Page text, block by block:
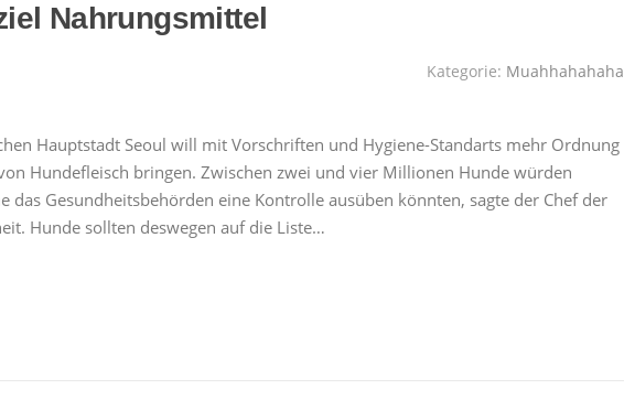
Nahrungsmittel
Kategorie: Muahhahahaha
Hauptstadt Seoul will mit Vorschriften und Hygiene-Standarts mehr Ordnung
Hundefleisch bringen. Zwischen zwei und vier Millionen Hunde würden
das Gesundheitsbehörden eine Kontrolle ausüben könnten, sagte der Chef der
Hunde sollten deswegen auf die Liste…